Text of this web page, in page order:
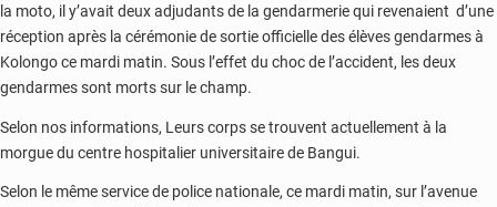
la moto, il y’avait deux adjudants de la gendarmerie qui revenaient d’une
réception après la cérémonie de sortie officielle des élèves gendarmes à
Kolongo ce mardi matin. Sous l’effet du choc de l’accident, les deux
gendarmes sont morts sur le champ.
Selon nos informations, Leurs corps se trouvent actuellement à la
morgue du centre hospitalier universitaire de Bangui.
Selon le même service de police nationale, ce mardi matin, sur l’avenue